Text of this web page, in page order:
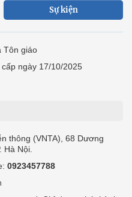
Sự kiện
Tôn giáo
ngày 17/10/2025
thông (VNTA), 68 Dương
Nội.
0923457788